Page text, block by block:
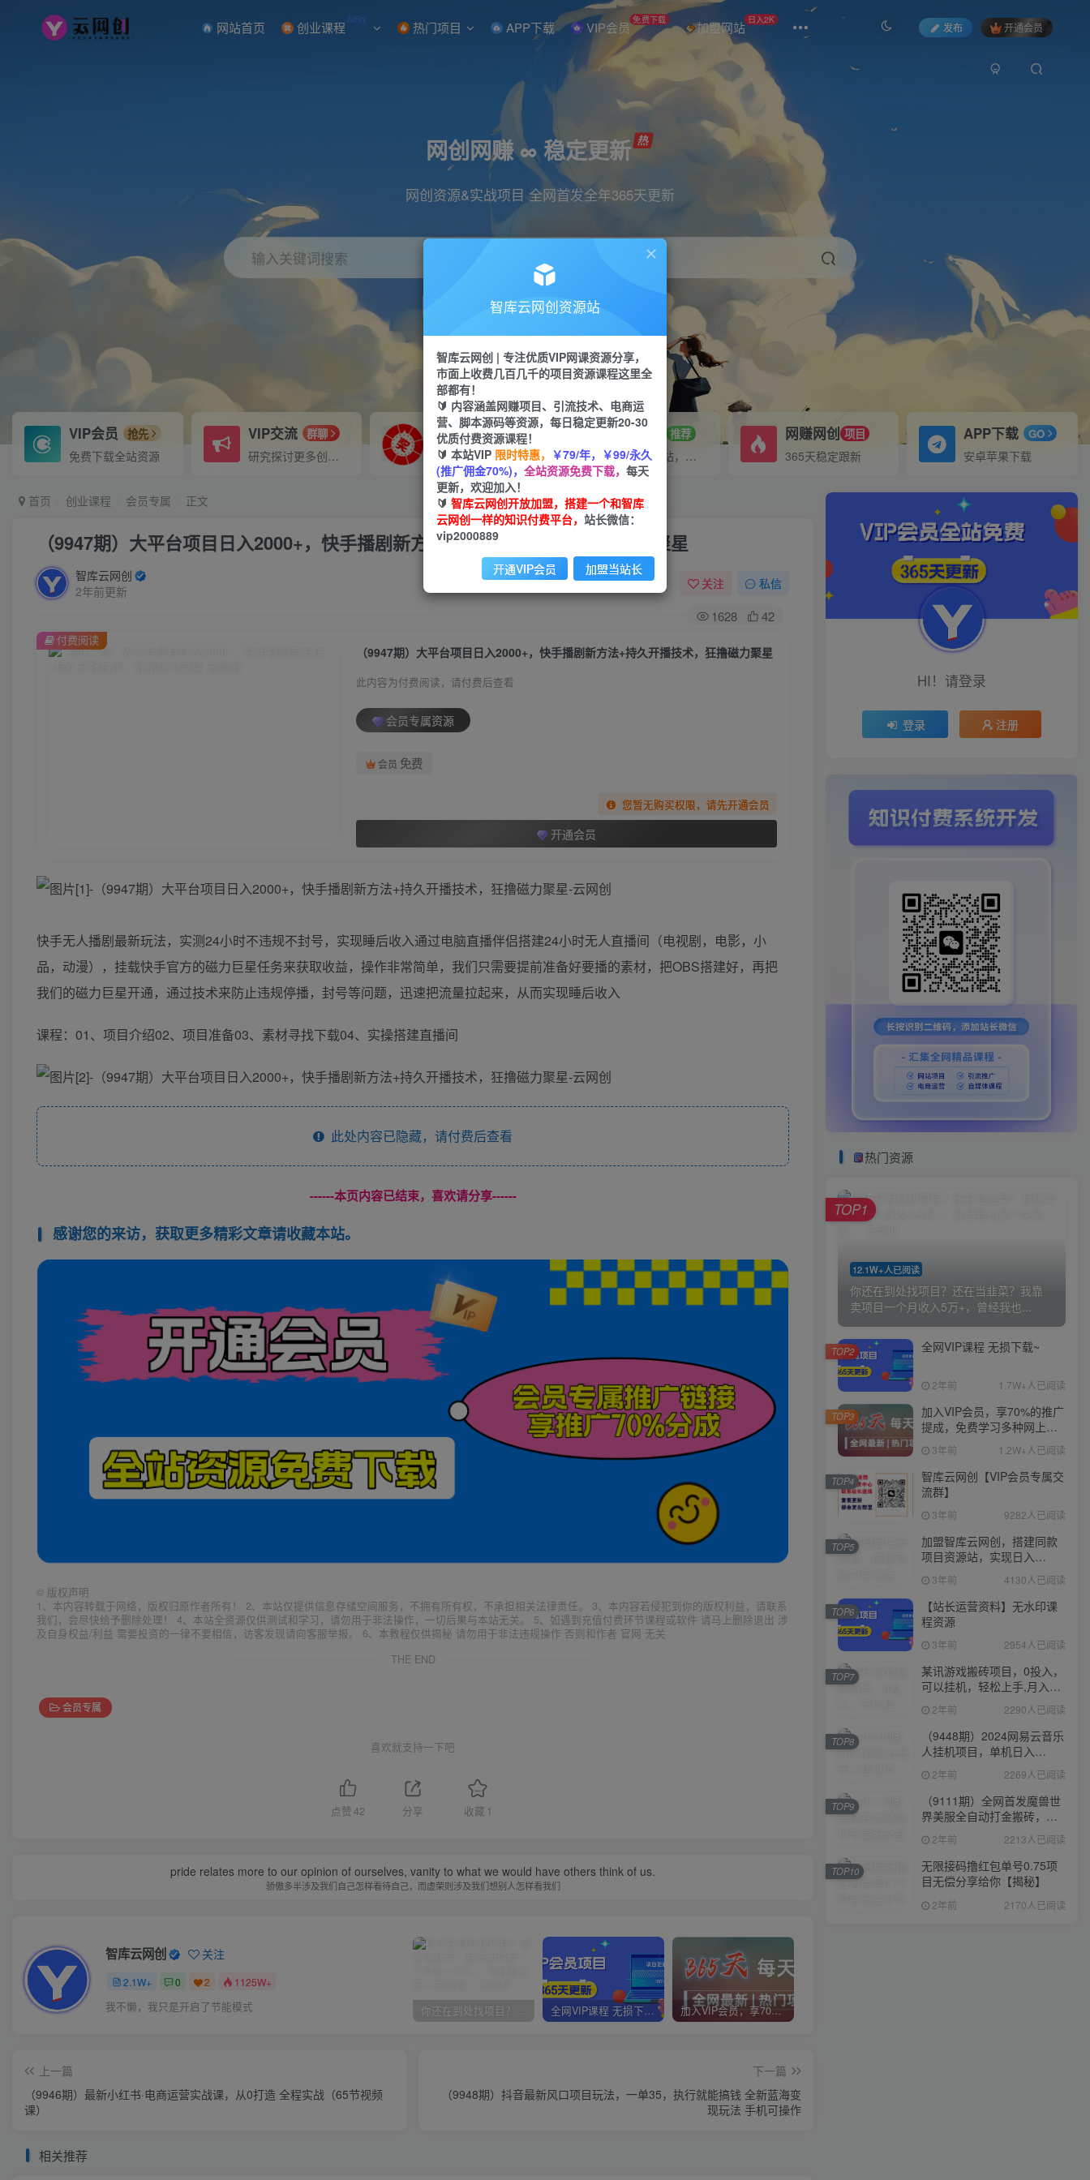
网站首页 创业课程 NEW 热门项目 APP下载 VIP会员 免费下载 加盟网站 日入2K
发布 开通会员
网创网赚 ∞ 稳定更新
网创资源&实战项目 全网首发全年365天更新
输入关键词搜索
直播 小红书 剪辑
VIP会员 抢先
免费下载全站资源
VIP交流 群聊
研究探讨更多创业项目路子。
VIP推广
70%分佣
会员专属推广链接
招募站长 推荐
搭建同款网站，自己当老板
网赚网创 项目
365天稳定跟新
APP下载 GO
安卓苹果下载
首页 创业课程 会员专属 正文
（9947期）大平台项目日入2000+，快手播剧新方法+持久开播技术，狂撸磁力聚星
智库云网创
2年前更新
关注 私信
1628 42
（9947期）大平台项目日入2000+，快手播剧新方法+持久开播技术，狂撸磁力聚星
此内容为付费阅读，请付费后查看
会员专属资源
会员 免费
您暂无购买权限，请先开通会员
开通会员
付费阅读
快手无人播剧最新玩法，实测24小时不违规不封号，实现睡后收入通过电脑直播伴侣搭建24小时无人直播间（电视剧，电影，小
品，动漫），挂载快手官方的磁力巨星任务来获取收益，操作非常简单，我们只需要提前准备好要播的素材，把OBS搭建好，再把
我们的磁力巨星开通，通过技术来防止违规停播，封号等问题，迅速把流量拉起来，从而实现睡后收入
课程：01、项目介绍02、项目准备03、素材寻找下载04、实操搭建直播间
此处内容已隐藏，请付费后查看
------本页内容已结束，喜欢请分享------
感谢您的来访，获取更多精彩文章请收藏本站。
© 版权声明
1、本内容转载于网络，版权归原作者所有！ 2、本站仅提供信息存储空间服务，不拥有所有权，不承担相关法律责任。 3、本内容若侵犯到你的版权利益，请联系
我们，会尽快给予删除处理！ 4、本站全资源仅供测试和学习，请勿用于非法操作，一切后果与本站无关。 5、如遇到充值付费环节课程或软件 请马上删除退出 涉
及自身权益/利益 需要投资的一律不要相信，访客发现请向客服举报。 6、本教程仅供揭秘 请勿用于非法违规操作 否则和作者 官网 无关
THE END
会员专属
喜欢就支持一下吧
点赞42 分享 收藏 1
pride relates more to our opinion of ourselves, vanity to what we would have others think of us.
骄傲多半涉及我们自己怎样看待自己，而虚荣则涉及我们想别人怎样看我们
智库云网创 关注
2.1W+ 0 2 1125W+
我不懒，我只是开启了节能模式 你还在到处找项目？还在当韭菜？我靠卖项目一个月收入5万+，曾经我也是个失败者。 全网VIP课程 无损下载~ 加入VIP会员，享70%的推广提成，免费学习多种网上创业课程，菜鸟秒变大神！
上一篇
（9946期）最新小红书·电商运营实战课，从0打造 全程实战（65节视频
课）
下一篇
（9948期）抖音最新风口项目玩法，一单35，执行就能搞钱 全新蓝海变
现玩法 手机可操作
相关推荐
HI！请登录
登录 注册
热门资源
12.1W+人已阅读
你还在到处找项目？还在当韭菜？我靠
卖项目一个月收入5万+，曾经我也...
TOP1
全网VIP课程 无损下载~
2年前 1.7W+人已阅读
TOP2
加入VIP会员，享70%的推广
提成，免费学习多种网上创
业课程，菜鸟秒变大神！
3年前 1.2W+人已阅读
TOP3
智库云网创【VIP会员专属交
流群】
3年前 9282人已阅读
TOP4
加盟智库云网创，搭建同款
项目资源站，实现日入
2000+
3年前 4130人已阅读
TOP5
【站长运营资料】无水印课
程资源
3年前 2954人已阅读
TOP6
某讯游戏搬砖项目，0投入，
可以挂机，轻松上手,月入
3000+上不封顶
2年前 2290人已阅读
TOP7
（9448期）2024网易云音乐
人挂机项目，单机日入
150+，无脑月入5000+
2年前 2269人已阅读
TOP8
（9111期）全网首发魔兽世
界美服全自动打金搬砖，日
入1000+，简单好操作，保
姆级教学
2年前 2213人已阅读
TOP9
无限接码撸红包单号0.75项
目无偿分享给你【揭秘】
2年前 2170人已阅读
TOP10
智库云网创资源站
智库云网创 | 专注优质VIP网课资源分享，
市面上收费几百几千的项目资源课程这里全
部都有！
🔰 内容涵盖网赚项目、引流技术、电商运
营、脚本源码等资源，每日稳定更新20-30
优质付费资源课程！
🔰 本站VIP 限时特惠， ￥79/年，￥99/永久
(推广佣金70%)， 全站资源免费下载， 每天
更新，欢迎加入！
🔰 智库云网创开放加盟，搭建一个和智库
云网创一样的知识付费平台， 站长微信：
vip2000889
开通VIP会员 加盟当站长